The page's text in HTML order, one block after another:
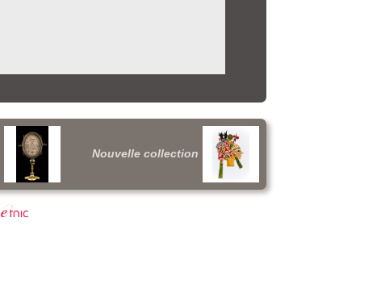
Nouvelle collection